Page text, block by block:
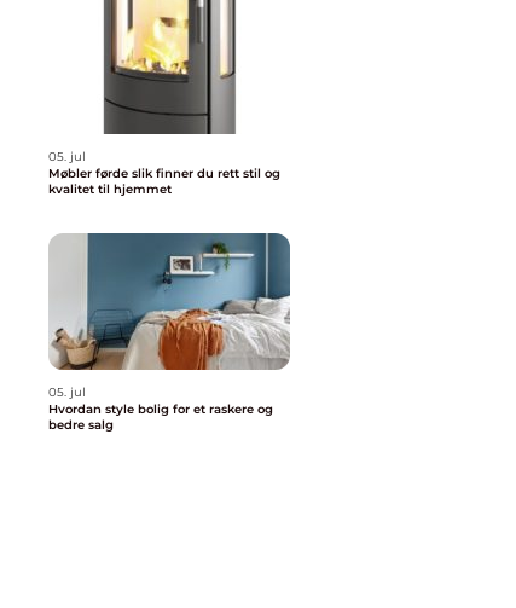
05. jul
Møbler førde slik finner du rett stil og
kvalitet til hjemmet
05. jul
Hvordan style bolig for et raskere og
bedre salg